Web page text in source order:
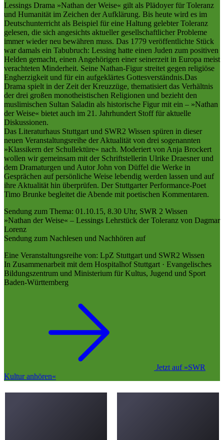
Lessings Drama »Nathan der Weise« gilt als Plädoyer für Toleranz
und Humanität im Zeichen der Aufklärung. Bis heute wird es im
Deutschunterricht als Beispiel für eine Haltung gelebter Toleranz
gelesen, die sich angesichts aktueller gesellschaftlicher Probleme
immer wieder neu bewähren muss. Das 1779 veröffentlichte Stück
war damals ein Tabubruch: Lessing hatte einen Juden zum positiven
Helden gemacht, einen Angehörigen einer seinerzeit in Europa meist
verachteten Minderheit. Seine Nathan-Figur streitet gegen religiöse
Engherzigkeit und für ein aufgeklärtes Gottesverständnis.Das
Drama spielt in der Zeit der Kreuzzüge, thematisiert das Verhältnis
der drei großen monotheistischen Religionen und bezieht den
muslimischen Sultan Saladin als historische Figur mit ein – »Nathan
der Weise« bietet auch im 21. Jahrhundert Stoff für aktuelle
Diskussionen.
Das Literaturhaus Stuttgart und SWR2 Wissen spüren in dieser
neuen Veranstaltungsreihe der Aktualität von drei sogenannten
»Klassikern der Schullektüre« nach. Moderiert von Anja Brockert
wollen wir gemeinsam mit der Schriftstellerin Ulrike Draesner und
dem Dramaturgen und Autor John von Düffel die Werke in
Gesprächen auf persönliche Weise lebendig werden lassen und auf
ihre Aktualität hin überprüfen. Der Stuttgarter Performance-Poet
Timo Brunke begleitet die Abende mit poetischen Kommentaren.
Sendung zum Thema: 01.10.15, 8.30 Uhr, SWR 2 Wissen
»Nathan der Weise« – Lessings Lehrstück der Toleranz von Dagmar
Lorenz
Sendung zum Nachlesen und Nachhören auf
Eine Veranstaltungsreihe von: LpZ Stuttgart und SWR2 Wissen
In Zusammenarbeit mit dem Hospitalhof Stuttgart · Evangelisches
Bildungszentrum und Ministerium für Kultus, Jugend und Sport
Baden-Württemberg
Jetzt auf »SWR
Kultur anhören«